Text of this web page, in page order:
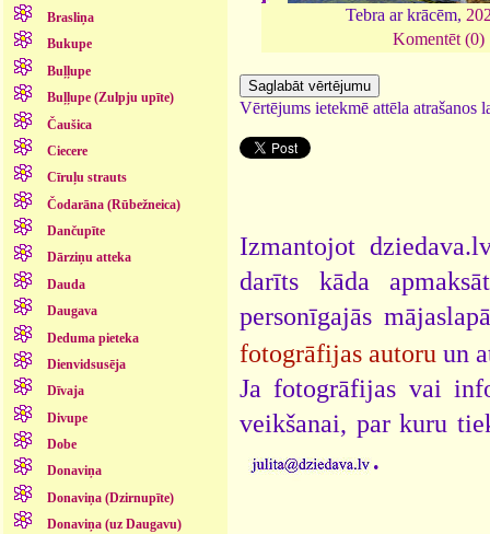
Brasliņa
Bukupe
Buļļupe
Buļļupe (Zulpju upīte)
Čaušica
Ciecere
Cīruļu strauts
Čodarāna (Rūbežneica)
Dančupīte
Dārziņu atteka
Dauda
Daugava
Deduma pieteka
Dienvidsusēja
Dīvaja
Divupe
Dobe
Donaviņa
Donaviņa (Dzirnupīte)
Donaviņa (uz Daugavu)
Tebra ar krācēm,
Komentēt (0)
Vērtējums ietekmē attēla atrašanos
Izmantojot
darīts kāda
personīgajās
fotogrāfijas autoru un
Ja fotogrāfijas vai
veikšanai, par kuru
.